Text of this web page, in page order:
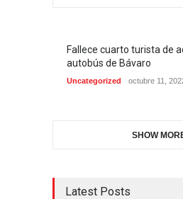
Fallece cuarto turista de
autobús de Bávaro
Uncategorized octubre 11,
SHOW
Latest Posts